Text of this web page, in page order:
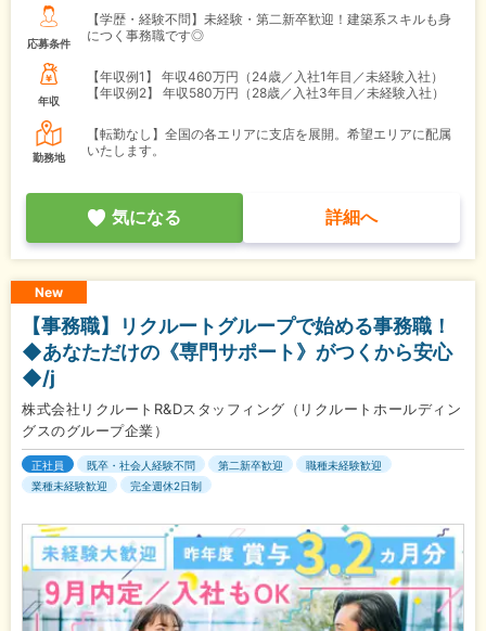
応募条件
【学歴・経験不問】未経験・第二新卒歓迎！建築系スキルも身
につく事務職です◎
年収
【年収例1】
年収460万円（24歳／入社1年目／未経験入社）
【年収例2】
年収580万円（28歳／入社3年目／未経験入社）
勤務地
【転勤なし】全国の各エリアに支店を展開。希望エリアに配属
いたします。
気になる 詳細へ
New
【事務職】リクルートグループで始める事務職！
◆あなただけの《専門サポート》がつくから安心
◆/j
株式会社リクルートR&Dスタッフィング（リクルートホールディン
グスのグループ企業）
正社員 既卒・社会人経験不問 第二新卒歓迎
職種未経験歓迎
業種未経験歓迎
完全週休2日制